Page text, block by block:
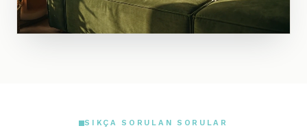
SIKÇA SORULAN SORULAR